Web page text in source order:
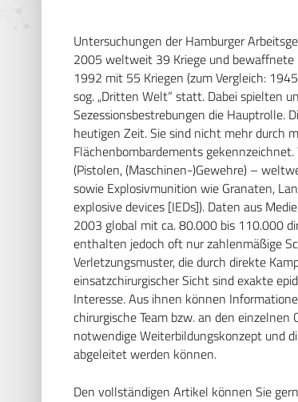
Untersuchungen der Hamburger
2005 weltweit 39 Kriege und bewaffnete
1992 mit 55 Kriegen (zum Vergleich:
sog. „Dritten Welt“ statt. Dabei spielten
Sezessionsbestrebungen die Hauptrolle.
heutigen Zeit. Sie sind nicht mehr durch
Flächenbombardements
(Pistolen, (Maschinen-)Gewehre) –
sowie Explosivmunition wie Granaten,
explosive devices [IEDs]). Daten aus
2003 global mit ca. 80.000 bis 110.000
enthalten jedoch oft nur zahlenmäßige
Verletzungsmuster, die durch direkte
einsatzchirurgischer Sicht sind exakte
Interesse. Aus ihnen können
chirurgische Team bzw. an den
notwendige Weiterbildungskonzept und
abgeleitet werden können.
Den vollständigen Artikel können Sie